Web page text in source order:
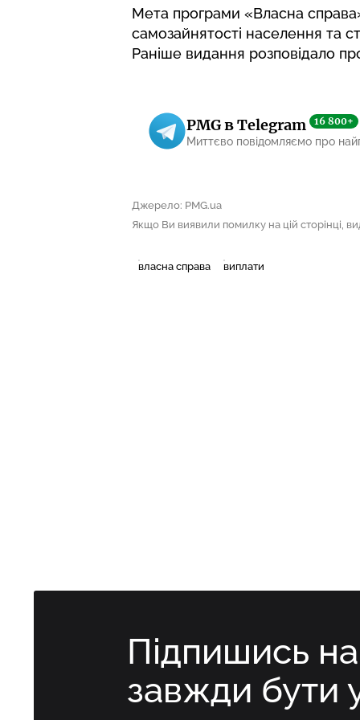
Мета програми «Власна
самозайнятості населення та
Раніше видання розповідало
PMG в Telegram 16 800+
Миттєво повідомляємо про
Джерело: PMG.ua
Якщо Ви виявили помилку на цій сторінці,
власна справа виплати
Підпишись
завжди бути